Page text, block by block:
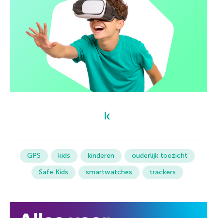
GPS kids kinderen
ouderlijk toezicht
Safe Kids
smartwatches trackers